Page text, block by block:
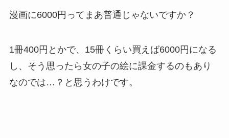
漫画に6000円ってまあ普通じゃないですか？
1冊400円とかで、15冊くらい買えば6000円になる
し、そう思ったら女の子の絵に課金するのもあり
なのでは…？と思うわけです。